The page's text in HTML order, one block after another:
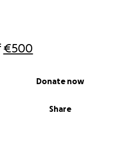
€500
Share
Donate now